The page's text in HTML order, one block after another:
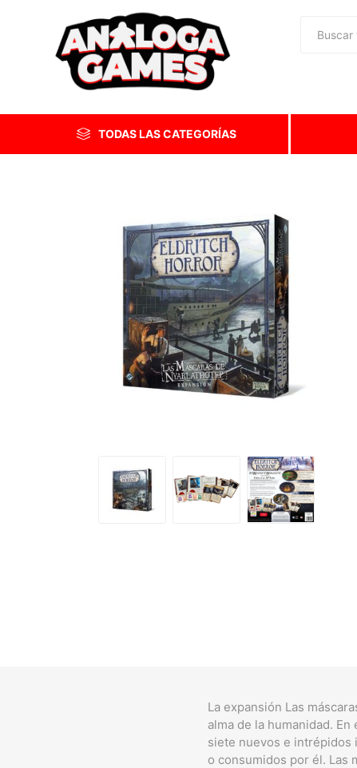
TODAS LAS CATEGORÍAS
La expansión Las
alma de la humanidad.
siete nuevos e intrépidos
o consumidos por él. Las